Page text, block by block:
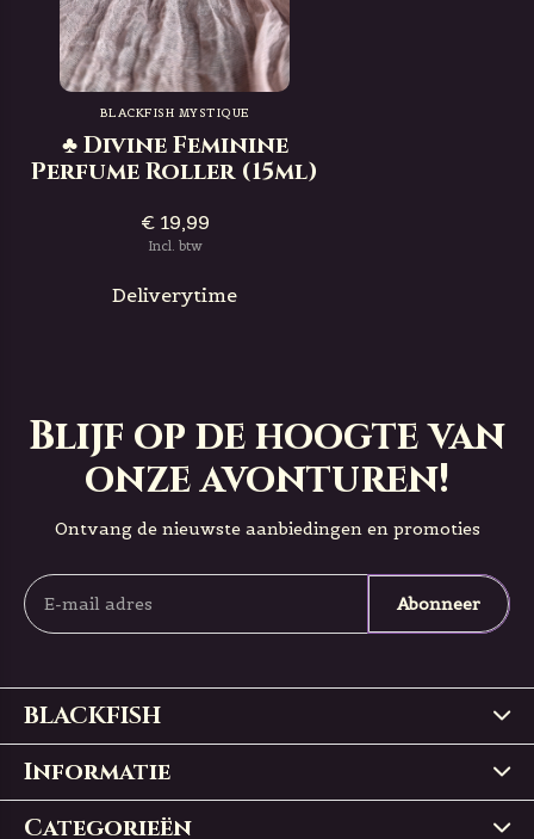
BLACKFISH MYSTIQUE
♣ Divine Feminine
Perfume Roller (15ml)
€ 19,99
Incl. btw
Deliverytime
Blijf op de hoogte van
onze avonturen!
Ontvang de nieuwste aanbiedingen en promoties
Abonneer
BLACKFISH
Informatie
Categorieën